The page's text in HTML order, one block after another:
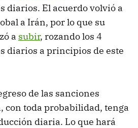
diarios. El acuerdo volvió a
a Irán, por lo que su
a subir, rozando los 4
diarios a principios de este
de las sanciones
con toda probabilidad, tenga
diaria. Lo que hará